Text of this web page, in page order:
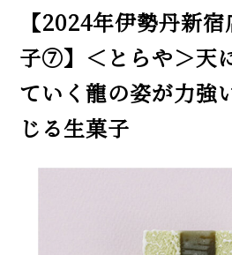
【2024年伊勢丹新
子⑦】＜とらや＞天
ていく龍の姿が力強
じる生菓子